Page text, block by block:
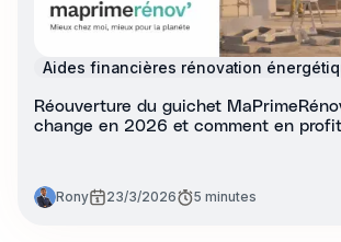
Aides financières rénovation
Réouverture du guichet
change en 2026 et comment en
Rony 23/3/2026 5 minutes